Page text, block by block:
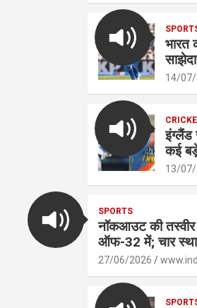
at
s
A
p
p
b
o
o
भारत
14/
इंग्लैंड
कई बड़े
13/
SPORTS
नॉकआउट की
ऑफ-32 में; चार
27/06/2026